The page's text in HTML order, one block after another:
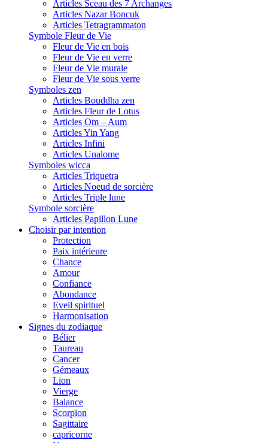
Articles Sceau des 7 Archanges
Articles Nazar Boncuk
Articles Tetragrammaton
Symbole Fleur de Vie
Fleur de Vie en bois
Fleur de Vie en verre
Fleur de Vie murale
Fleur de Vie sous verre
Symboles zen
Articles Bouddha zen
Articles Fleur de Lotus
Articles Om – Aum
Articles Yin Yang
Articles Infini
Articles Unalome
Symboles wicca
Articles Triquetra
Articles Noeud de sorcière
Articles Triple lune
Symbole sorcière
Articles Papillon Lune
Choisir par intention
Protection
Paix intérieure
Chance
Amour
Confiance
Abondance
Eveil spirituel
Harmonisation
Signes du zodiaque
Bélier
Taureau
Cancer
Gémeaux
Lion
Vierge
Balance
Scorpion
Sagittaire
capricorne